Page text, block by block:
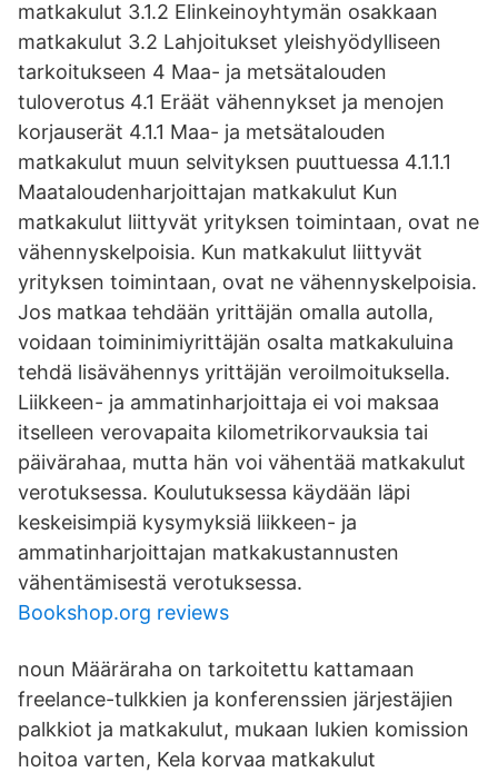
matkakulut 3.1.2 Elinkeinoyhtymän osakkaan
matkakulut 3.2 Lahjoitukset yleishyödylliseen
tarkoitukseen 4 Maa- ja metsätalouden
tuloverotus 4.1 Eräät vähennykset ja menojen
korjauserät 4.1.1 Maa- ja metsätalouden
matkakulut muun selvityksen puuttuessa 4.1.1.1
Maataloudenharjoittajan matkakulut Kun
matkakulut liittyvät yrityksen toimintaan, ovat ne
vähennyskelpoisia. Kun matkakulut liittyvät
yrityksen toimintaan, ovat ne vähennyskelpoisia.
Jos matkaa tehdään yrittäjän omalla autolla,
voidaan toiminimiyrittäjän osalta matkakuluina
tehdä lisävähennys yrittäjän veroilmoituksella.
Liikkeen- ja ammatinharjoittaja ei voi maksaa
itselleen verovapaita kilometrikorvauksia tai
päivärahaa, mutta hän voi vähentää matkakulut
verotuksessa. Koulutuksessa käydään läpi
keskeisimpiä kysymyksiä liikkeen- ja
ammatinharjoittajan matkakustannusten
vähentämisestä verotuksessa.
Bookshop.org reviews
noun Määräraha on tarkoitettu kattamaan
freelance-tulkkien ja konferenssien järjestäjien
palkkiot ja matkakulut, mukaan lukien komission
hoitoa varten, Kela korvaa matkakulut